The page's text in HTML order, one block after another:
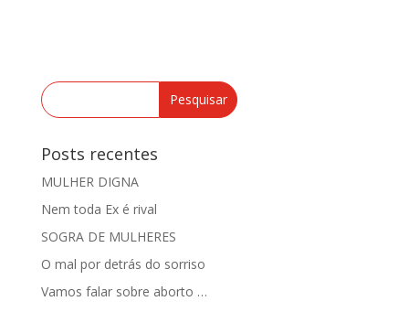
Posts recentes
MULHER DIGNA
Nem toda Ex é rival
SOGRA DE MULHERES
O mal por detrás do sorriso
Vamos falar sobre aborto …